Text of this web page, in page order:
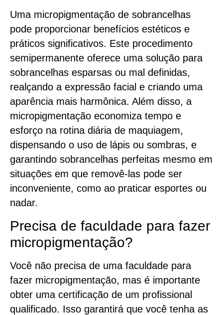
Uma micropigmentação de sobrancelhas
pode proporcionar benefícios estéticos e
práticos significativos. Este procedimento
semipermanente oferece uma solução para
sobrancelhas esparsas ou mal definidas,
realçando a expressão facial e criando uma
aparência mais harmônica. Além disso, a
micropigmentação economiza tempo e
esforço na rotina diária de maquiagem,
dispensando o uso de lápis ou sombras, e
garantindo sobrancelhas perfeitas mesmo em
situações em que removê-las pode ser
inconveniente, como ao praticar esportes ou
nadar.
Precisa de faculdade para fazer
micropigmentação?
Você não precisa de uma faculdade para
fazer micropigmentação, mas é importante
obter uma certificação de um profissional
qualificado. Isso garantirá que você tenha as